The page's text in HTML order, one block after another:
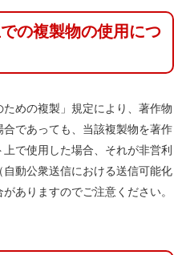
の複製物の使用につ
めの複製」規定により、著作物
であっても、当該複製物を著作
で使用した場合、それが非営利
動公衆送信における送信可能化
ありますのでご注意ください。